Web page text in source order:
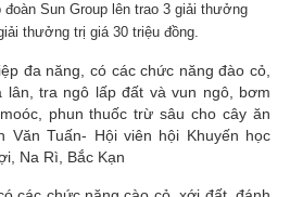
đoàn Sun Group lên trao 3 giải thưởng
thưởng trị giá 30 triệu đồng.
đa năng, có các chức năng đào cỏ,
tra ngô lấp đất và vun ngô, bơm
phun thuốc trừ sâu cho cây ăn
Văn Tuấn- Hội viên hội Khuyến học
Na Rì, Bắc Kạn